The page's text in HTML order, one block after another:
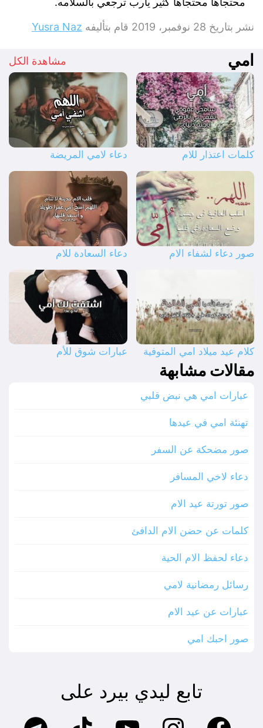
نشر بتاريخ 28 نوفمبر، 2019 قام بتأليفه Yusra Naz
امي مشاهدة الكل
كلمات اعتذار للام دعاء لامي المريضة
صور دعاء لشفاء الام دعاء السعادة للام
كلام عيد ميلاد امي المتوفية عبارات شوق للأم
مقالات مشابهة
عبارات امي هي نبض قلبي
تهنئة امي في عيدها
صور مضحكة عن السفر
دعاء لاخي المسافر
صور تورتة عيد الام
كلمات عن حضن الام الدافئ
دعاء لحفظ الام الحية
رسائل رمضانية لامي
عبارات عن عيد الام
صور احبك امي
تابع ليدي بيرد على